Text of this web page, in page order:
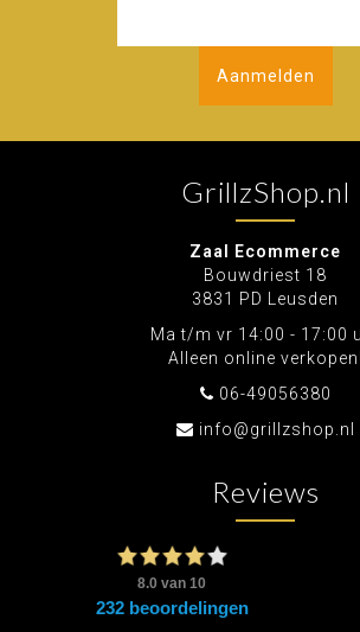
Aanmelden
GrillzShop.nl
Zaal Ecommerce
Bouwdriest 18
3831 PD Leusden
Ma t/m vr 14:00 - 17:00
Alleen online verkopen!
06-49056380
info@grillzshop.nl
Reviews